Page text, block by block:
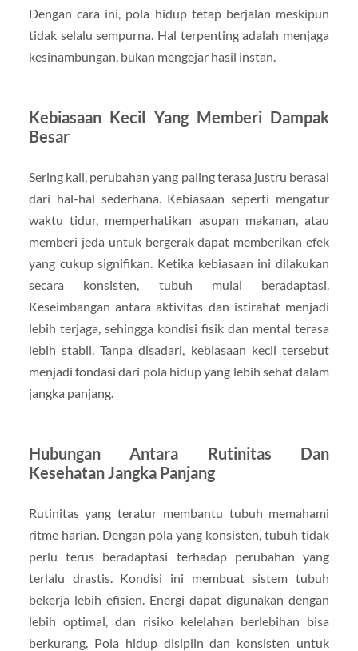
Dengan cara ini, pola hidup tetap berjalan meskipun
tidak selalu sempurna. Hal terpenting adalah menjaga
kesinambungan, bukan mengejar hasil instan.
Kebiasaan Kecil Yang Memberi Dampak
Besar
Sering kali, perubahan yang paling terasa justru berasal
dari hal-hal sederhana. Kebiasaan seperti mengatur
waktu tidur, memperhatikan asupan makanan, atau
memberi jeda untuk bergerak dapat memberikan efek
yang cukup signifikan. Ketika kebiasaan ini dilakukan
secara konsisten, tubuh mulai beradaptasi.
Keseimbangan antara aktivitas dan istirahat menjadi
lebih terjaga, sehingga kondisi fisik dan mental terasa
lebih stabil. Tanpa disadari, kebiasaan kecil tersebut
menjadi fondasi dari pola hidup yang lebih sehat dalam
jangka panjang.
Hubungan Antara Rutinitas Dan
Kesehatan Jangka Panjang
Rutinitas yang teratur membantu tubuh memahami
ritme harian. Dengan pola yang konsisten, tubuh tidak
perlu terus beradaptasi terhadap perubahan yang
terlalu drastis. Kondisi ini membuat sistem tubuh
bekerja lebih efisien. Energi dapat digunakan dengan
lebih optimal, dan risiko kelelahan berlebihan bisa
berkurang. Pola hidup disiplin dan konsisten untuk